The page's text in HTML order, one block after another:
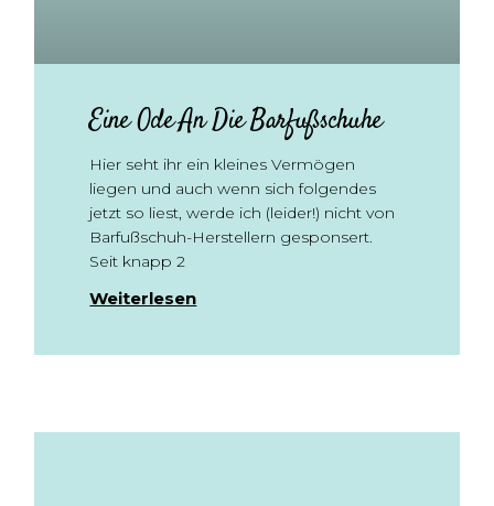
Eine Ode An Die Barfußschuhe
Hier seht ihr ein kleines Vermögen
liegen und auch wenn sich folgendes
jetzt so liest, werde ich (leider!) nicht von
Barfußschuh-Herstellern gesponsert.
Seit knapp 2
Weiterlesen